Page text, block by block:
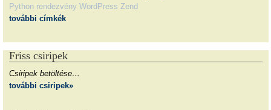
Python rendezvény WordPress Zend
további címkék
Friss csiripek
Csiripek betöltése…
további csiripek»